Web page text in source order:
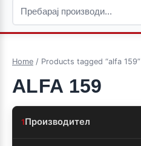
Home / Products tagged “alfa 159”
ALFA 159
1Производител